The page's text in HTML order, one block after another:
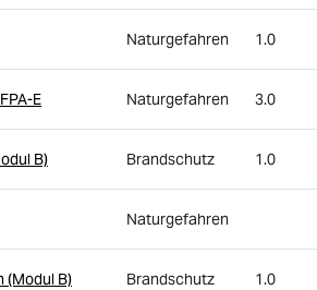
Naturgefahren 1.0
E Naturgefahren 3.0
B) Brandschutz 1.0
Naturgefahren
(Modul B) Brandschutz 1.0